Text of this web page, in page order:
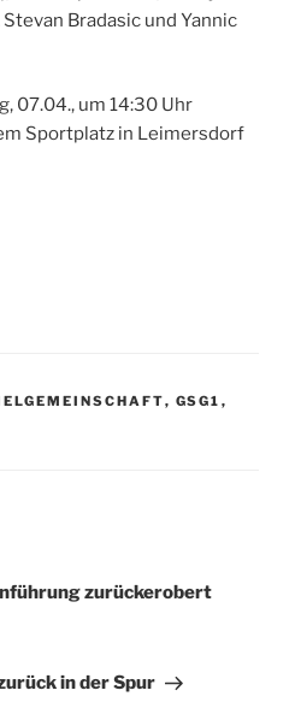
Bradasic und Yannic
07.04., um 14:30 Uhr
Sportplatz in Leimersdorf
, GSG1 ,
zurückerobert
in der Spur